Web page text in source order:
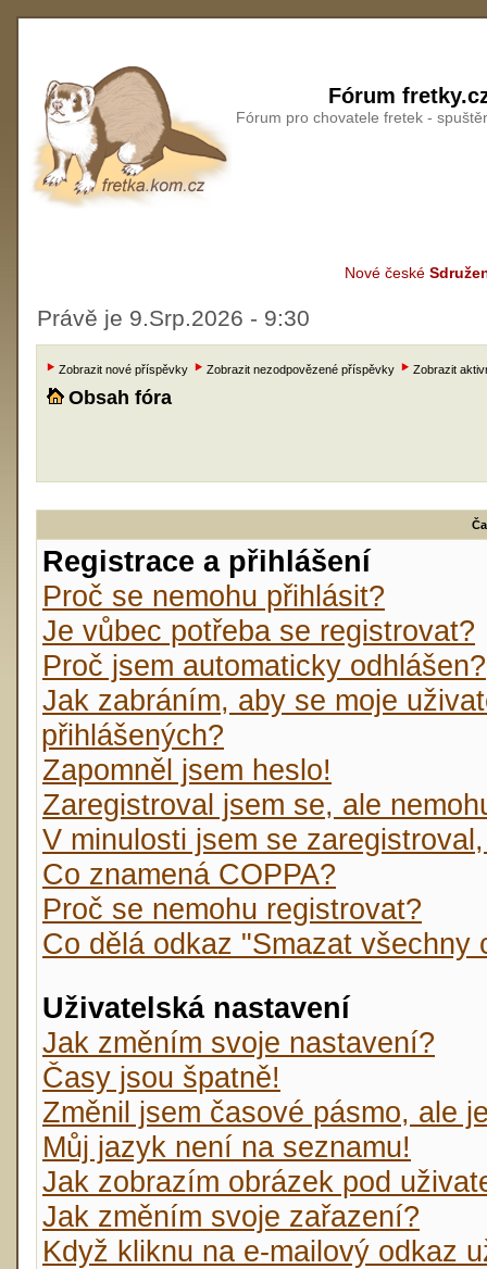
Fórum
Fórum pro chovatele fretek -
Nové české
Právě je 9.Srp.2026 - 9:30
Zobrazit nové příspěvky Zobrazit nezodpovězené příspěvky Zobrazit
Obsah fóra
Registrace a přihlášení
Proč se nemohu přihlásit?
Je vůbec potřeba se registrovat?
Proč jsem automaticky odhlášen?
Jak zabráním, aby se moje
přihlášených?
Zapomněl jsem heslo!
Zaregistroval jsem se, ale
V minulosti jsem se
Co znamená COPPA?
Proč se nemohu registrovat?
Co dělá odkaz "Smazat všechny
Uživatelská nastavení
Jak změním svoje nastavení?
Časy jsou špatně!
Změnil jsem časové pásmo, ale
Můj jazyk není na seznamu!
Jak zobrazím obrázek pod
Jak změním svoje zařazení?
Když kliknu na e-mailový odkaz